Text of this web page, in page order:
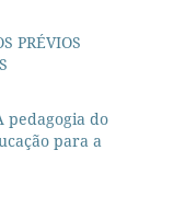
PRÉVIOS
pedagogia do
para a